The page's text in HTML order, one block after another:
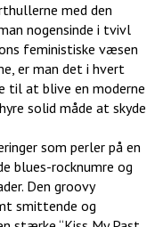
med den
nogensinde i tvivl
feministiske væsen
er man det i hvert
til at blive en moderne
solid måde at skyde
som perler på en
blues-rocknumre og
Den groovy
smittende og